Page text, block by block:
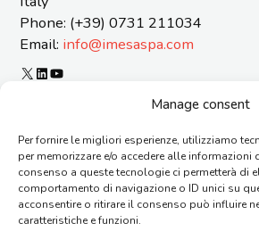
Manage consent
Per fornire le migliori esperienze, utilizziamo
per memorizzare e/o accedere alle
consenso a queste tecnologie ci permetterà di
comportamento di navigazione o ID unici su
acconsentire o ritirare il consenso può influire
caratteristiche e funzioni.
Phone: (+39) 0731 211034
Email: info@imesaspa.com
X LinkedIn YouTube
ORGANIZATIONAL MODEL 231 AND CODE
SUSTAINABILITY REPORT
REPORTING OF OFFENSES
GENERAL TERMS AND CONDITIONS OF
CONTACTS
AGENTS